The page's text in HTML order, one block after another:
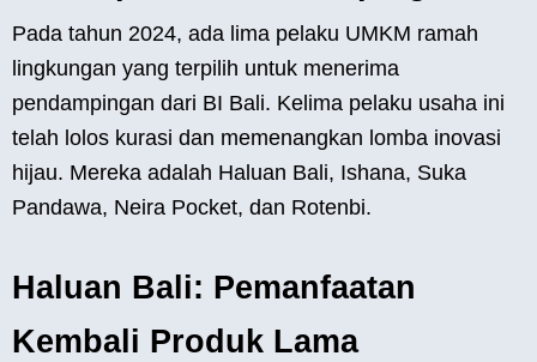
Pada tahun 2024, ada lima pelaku UMKM ramah
lingkungan yang terpilih untuk menerima
pendampingan dari BI Bali. Kelima pelaku usaha ini
telah lolos kurasi dan memenangkan lomba inovasi
hijau. Mereka adalah Haluan Bali, Ishana, Suka
Pandawa, Neira Pocket, dan Rotenbi.
Haluan Bali: Pemanfaatan
Kembali Produk Lama